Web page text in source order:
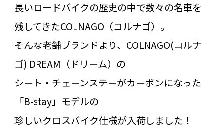
長いロードバイクの歴史の中で数々の名車を
残してきたCOLNAGO（コルナゴ）。
そんな老舗ブランドより、COLNAGO(コルナ
ゴ) DREAM（ドリーム）の
シート・チェーンステーがカーボンになった
「B-stay」モデルの
珍しいクロスバイク仕様が入荷しました！